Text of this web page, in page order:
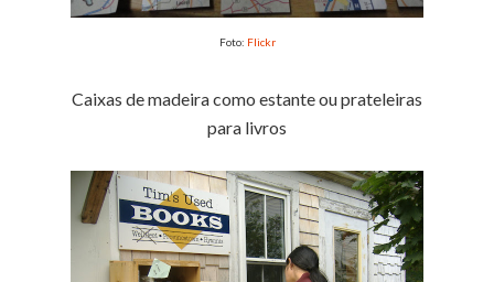
Foto: Flickr
Caixas de madeira como estante ou prateleiras
para livros